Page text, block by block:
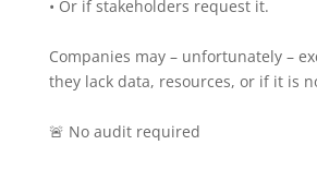
• Or if stakeholders request it.
Companies may – unfortunately –
they lack data, resources, or if it is
🚨 No audit required